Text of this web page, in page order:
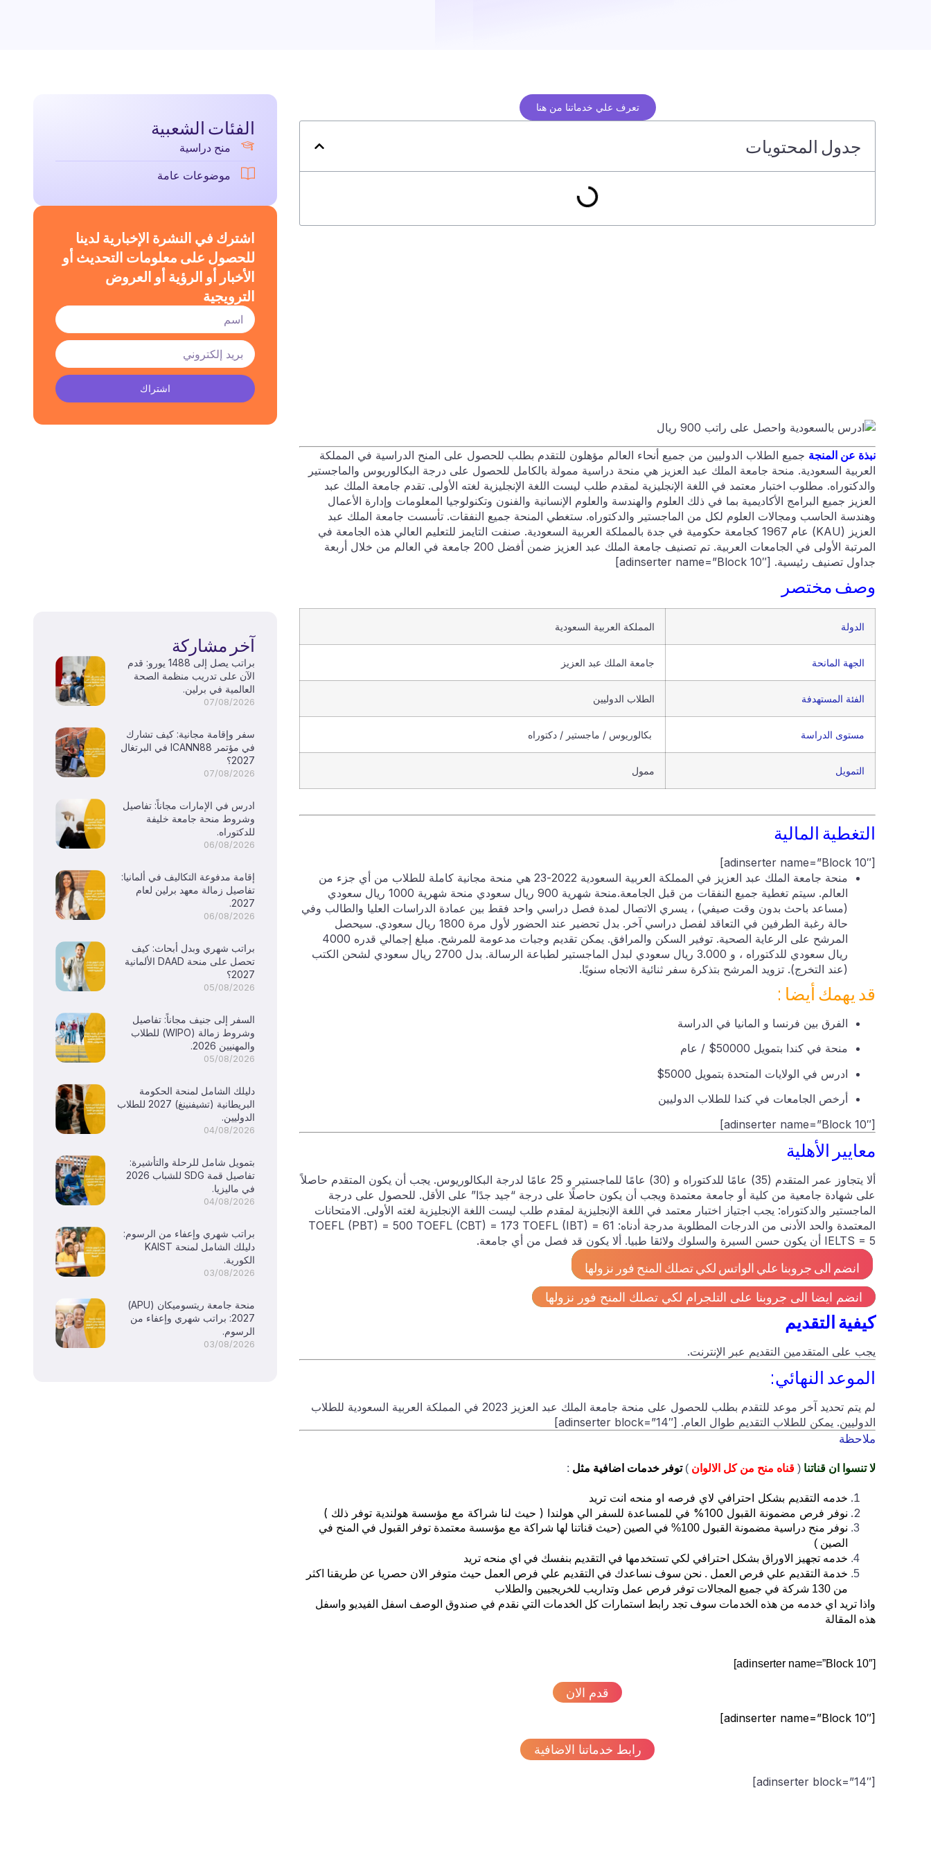
تعرف علي خدماتنا من هنا
جدول المحتويات
نبذة عن المنجة جميع الطلاب الدوليين من جميع أنحاء العالم مؤهلون للتقدم بطلب للحصول على المنح الدراسية في المملكة
العربية السعودية. منحة جامعة الملك عبد العزيز هي منحة دراسية ممولة بالكامل للحصول على درجة البكالوريوس والماجستير
والدكتوراه. مطلوب اختبار معتمد في اللغة الإنجليزية لمقدم طلب ليست اللغة الإنجليزية لغته الأولى. تقدم جامعة الملك عبد
العزيز جميع البرامج الأكاديمية بما في ذلك العلوم والهندسة والعلوم الإنسانية والفنون وتكنولوجيا المعلومات وإدارة الأعمال
وهندسة الحاسب ومجالات العلوم لكل من الماجستير والدكتوراه. ستغطي المنحة جميع النفقات. تأسست جامعة الملك عبد
العزيز (KAU) عام 1967 كجامعة حكومية في جدة بالمملكة العربية السعودية. صنفت التايمز للتعليم العالي هذه الجامعة في
المرتبة الأولى في الجامعات العربية. تم تصنيف جامعة الملك عبد العزيز ضمن أفضل 200 جامعة في العالم من خلال أربعة
جداول تصنيف رئيسية. [adinserter name=”Block 10″]
وصف مختصر
الدولة المملكة العربية السعودية
الجهة المانحة جامعة الملك عبد العزيز
الفئة المستهدفة الطلاب الدوليين
مستوى الدراسة بكالوريوس / ماجستير / دكتوراه
التمويل ممول
التغطية المالية
[adinserter name=”Block 10″]
منحة جامعة الملك عبد العزيز في المملكة العربية السعودية 2022-23 هي منحة مجانية كاملة للطلاب من أي جزء من
العالم. سيتم تغطية جميع النفقات من قبل الجامعة.منحة شهرية 900 ريال سعودي منحة شهرية 1000 ريال سعودي
(مساعد باحث بدون وقت صيفي) ، يسري الاتصال لمدة فصل دراسي واحد فقط بين عمادة الدراسات العليا والطالب وفي
حالة رغبة الطرفين في التعاقد لفصل دراسي آخر. بدل تحضير عند الحضور لأول مرة 1800 ريال سعودي. سيحصل
المرشح على الرعاية الصحية. توفير السكن والمرافق. يمكن تقديم وجبات مدعومة للمرشح. مبلغ إجمالي قدره 4000
ريال سعودي للدكتوراه ، و 3.000 ريال سعودي لبدل الماجستير لطباعة الرسالة. بدل 2700 ريال سعودي لشحن الكتب
(عند التخرج). تزويد المرشح بتذكرة سفر ثنائية الاتجاه سنويًا.
قد يهمك أيضا :
الفرق بين فرنسا و المانيا في الدراسة
منحة في كندا بتمويل 50000$ / عام
ادرس في الولايات المتحدة بتمويل 5000$
أرخص الجامعات في كندا للطلاب الدوليين
[adinserter name=”Block 10″]
معايير الأهلية
ألا يتجاوز عمر المتقدم (35) عامًا للدكتوراه و (30) عامًا للماجستير و 25 عامًا لدرجة البكالوريوس. يجب أن يكون المتقدم حاصلاً
على شهادة جامعية من كلية أو جامعة معتمدة ويجب أن يكون حاصلًا على درجة “جيد جدًا” على الأقل. للحصول على درجة
الماجستير والدكتوراه: يجب اجتياز اختبار معتمد في اللغة الإنجليزية لمقدم طلب ليست اللغة الإنجليزية لغته الأولى. الامتحانات
المعتمدة والحد الأدنى من الدرجات المطلوبة مدرجة أدناه: TOEFL (PBT) = 500 TOEFL (CBT) = 173 TOEFL (IBT) = 61
IELTS = 5 أن يكون حسن السيرة والسلوك ولائقا طبيا. ألا يكون قد فصل من أي جامعة.
انضم الى جروبنا علي الواتس لكي تصلك المنح فور نزولها
انضم ايضا الى جروبنا على التلجرام لكي تصلك المنح فور نزولها
كيفية التقديم
يجب على المتقدمين التقديم عبر الإنترنت.
الموعد النهائي:
لم يتم تحديد آخر موعد للتقدم بطلب للحصول على منحة جامعة الملك عبد العزيز 2023 في المملكة العربية السعودية للطلاب
الدوليين. يمكن للطلاب التقديم طوال العام. [adinserter block=”14″]
ملاحظة
لا تنسوا ان قناتنا ( قناه منح من كل الالوان )توفر خدمات اضافية مثل :
خدمه التقديم بشكل احترافي لاي فرصه او منحه انت تريد
نوفر فرص مضمونة القبول 100% في للمساعدة للسفر الي هولندا ( حيث لنا شراكة مع مؤسسة هولندية توفر ذلك )
نوفر منح دراسية مضمونة القبول 100% في الصين (حيث قناتنا لها شراكة مع مؤسسة معتمدة توفر القبول في المنح في
الصين )
خدمه تجهيز الاوراق بشكل احترافي لكي تستخدمها في التقديم بنفسك في اي منحه تريد
خدمة التقديم علي فرص العمل . نحن سوف نساعدك في التقديم علي فرص العمل حيث متوفر الان حصريا عن طريقنا اكثر
من 130 شركة في جميع المجالات توفر فرص عمل وتداريب للخريجيين والطلاب
واذا تريد اي خدمه من هذه الخدمات سوف تجد رابط استمارات كل الخدمات التي نقدم في صندوق الوصف اسفل الفيديو واسفل
هذه المقالة
[adinserter name=”Block 10″]
قدم الان
[adinserter name=”Block 10″]
رابط خدماتنا الاضافية
[adinserter block=”14″]
الفئات الشعبية
منح دراسية
موضوعات عامة
اشترك في النشرة الإخبارية لدينا
للحصول على معلومات التحديث أو
الأخبار أو الرؤية أو العروض
الترويجية
اشتراك
آخر مشاركة
براتب يصل إلى 1488 يورو: قدم
الآن على تدريب منظمة الصحة
العالمية في برلين.
07/08/2026
سفر وإقامة مجانية: كيف تشارك
في مؤتمر ICANN88 في البرتغال
2027؟
07/08/2026
ادرس في الإمارات مجاناً: تفاصيل
وشروط منحة جامعة خليفة
للدكتوراه.
06/08/2026
إقامة مدفوعة التكاليف في ألمانيا:
تفاصيل زمالة معهد برلين لعام
2027.
06/08/2026
براتب شهري وبدل أبحاث: كيف
تحصل على منحة DAAD الألمانية
2027؟
05/08/2026
السفر إلى جنيف مجاناً: تفاصيل
وشروط زمالة (WIPO) للطلاب
والمهنيين 2026.
05/08/2026
دليلك الشامل لمنحة الحكومة
البريطانية (تشيفنينغ) 2027 للطلاب
الدوليين.
04/08/2026
بتمويل شامل للرحلة والتأشيرة:
تفاصيل قمة SDG للشباب 2026
في ماليزيا.
04/08/2026
براتب شهري وإعفاء من الرسوم:
دليلك الشامل لمنحة KAIST
الكورية.
03/08/2026
منحة جامعة ريتسوميكان (APU)
2027: براتب شهري وإعفاء من
الرسوم.
03/08/2026